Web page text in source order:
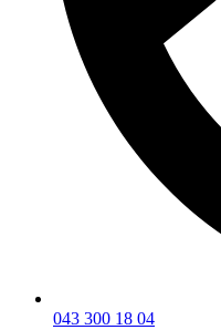
043 300 18 04